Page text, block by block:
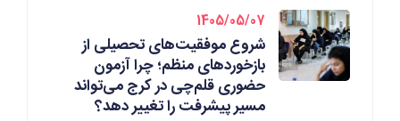
1405/05/07
شروع موفقیت‌های تحصیلی از
بازخوردهای منظم؛ چرا آزمون
حضوری قلم‌چی در کرج می‌تواند
مسیر پیشرفت را تغییر دهد؟